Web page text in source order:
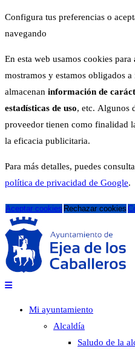
Configura tus preferencias o
navegando
En esta web usamos cookies para
mostramos y estamos obligados
almacenan información de
estadísticas de uso, etc. Algunos
proveedor tienen como finalidad
la eficacia publicitaria.
Para más detalles, puedes
política de privacidad de Google.
Aceptar cookies Rechazar cookies
Mi ayuntamiento
Alcaldía
Saludo de la